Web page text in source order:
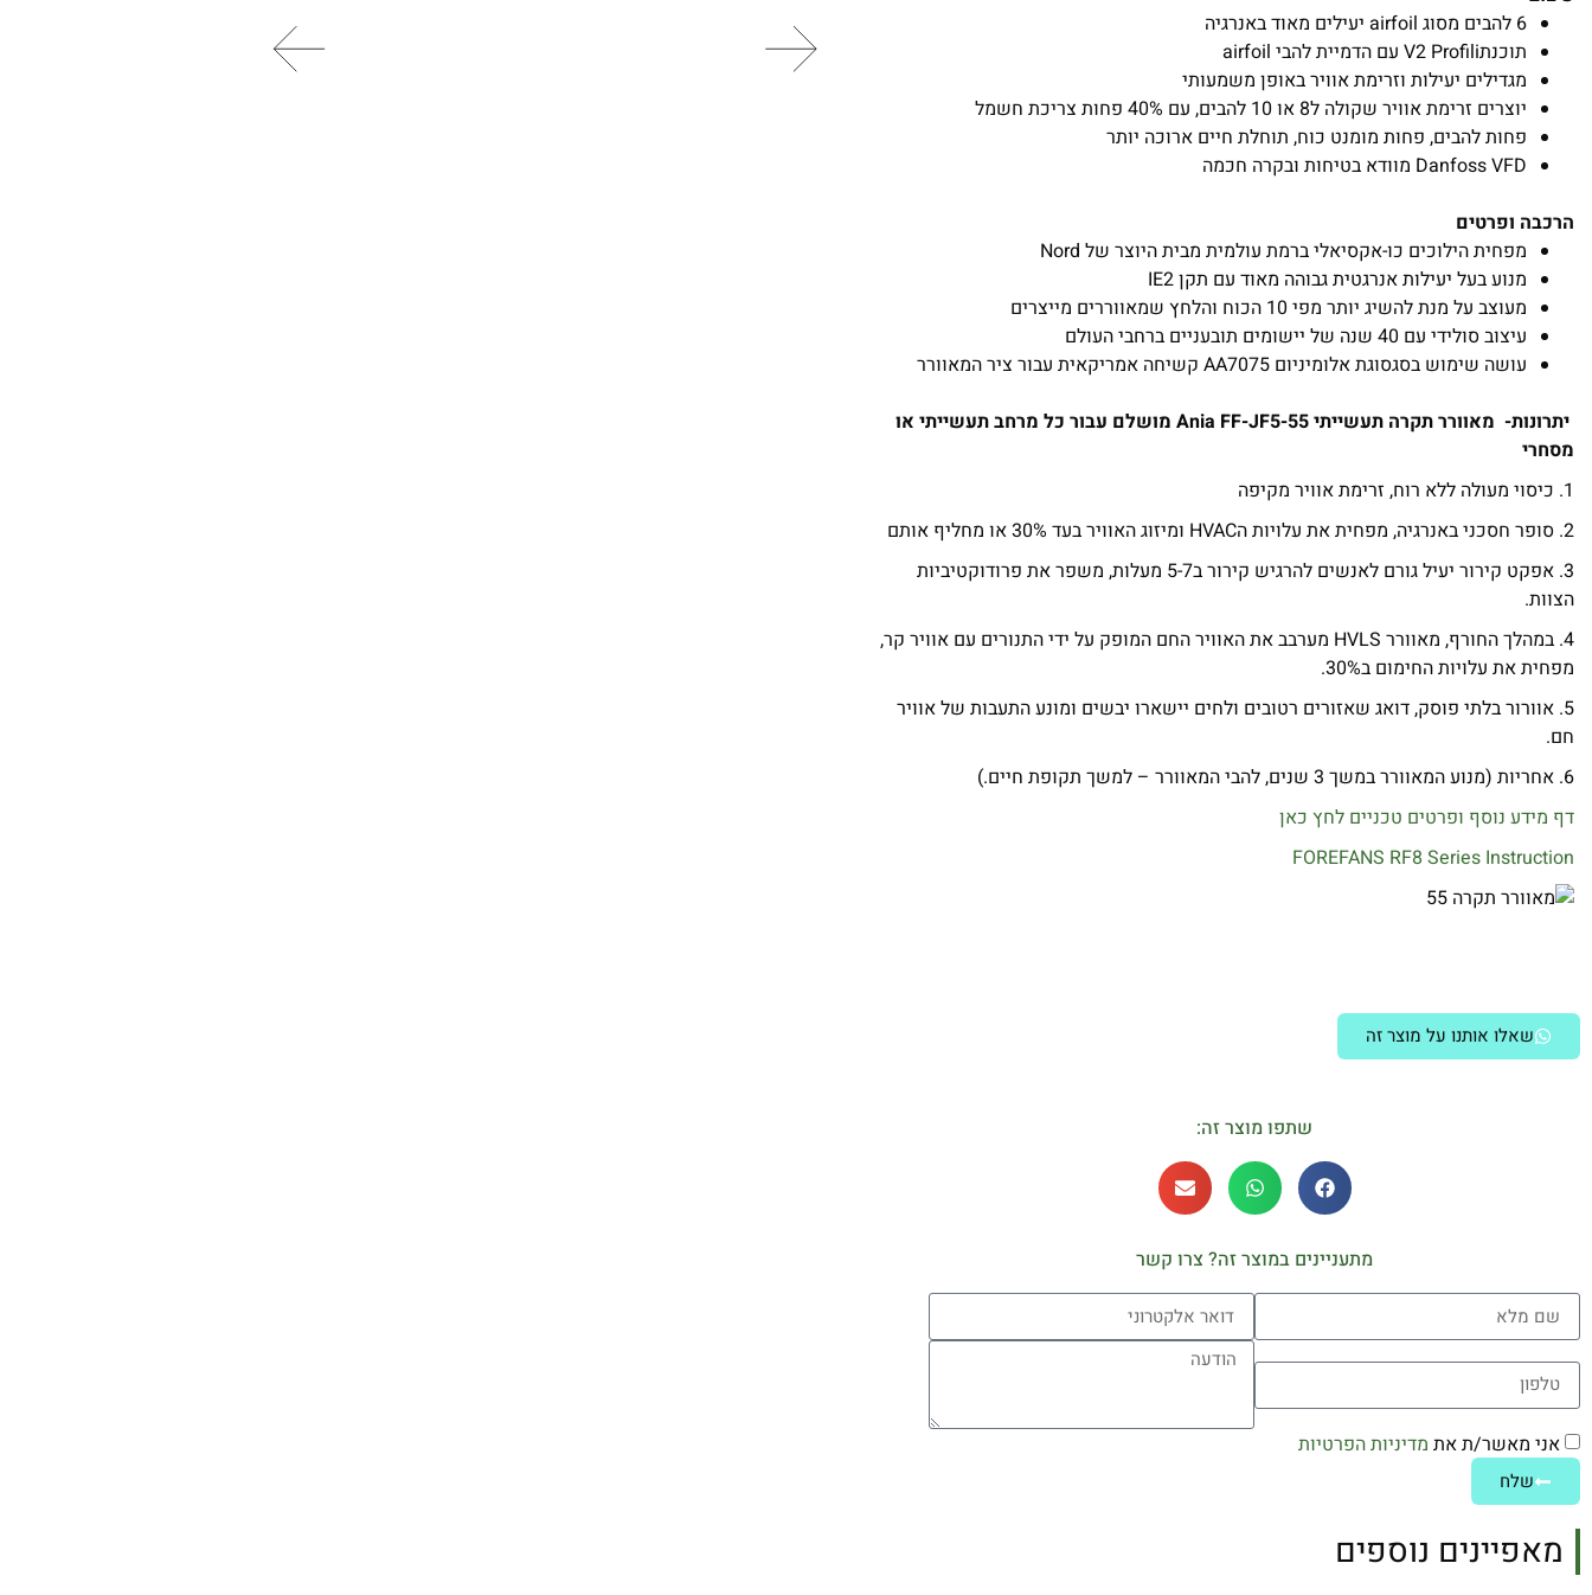
6 להבים מסוג airfoil יעילים מאוד באנרגיה
תוכנתV2 Profili עם הדמיית להבי airfoil
מגדילים יעילות וזרימת אוויר באופן משמעותי
יוצרים זרימת אוויר שקולה ל8 או 10 להבים, עם 40% פחות צריכת חשמל
פחות להבים, פחות מומנט כוח, תוחלת חיים ארוכה יותר
Danfoss VFD מוודא בטיחות ובקרה חכמה
הרכבה ופרטים
מפחית הילוכים כו-אקסיאלי ברמת עולמית מבית היוצר של Nord
מנוע בעל יעילות אנרגטית גבוהה מאוד עם תקן IE2
מעוצב על מנת להשיג יותר מפי 10 הכוח והלחץ שמאווררים מייצרים
עיצוב סולידי עם 40 שנה של יישומים תובעניים ברחבי העולם
עושה שימוש בסגסוגת אלומיניום AA7075 קשיחה אמריקאית עבור ציר המאוורר
יתרונות- מאוורר תקרה תעשייתי Ania FF-JF5-55 מושלם עבור כל מרחב תעשייתי או
מסחרי
1. כיסוי מעולה ללא רוח, זרימת אוויר מקיפה
2. סופר חסכני באנרגיה, מפחית את עלויות הHVAC ומיזוג האוויר בעד 30% או מחליף אותם
3. אפקט קירור יעיל גורם לאנשים להרגיש קירור ב5-7 מעלות, משפר את פרודוקטיביות
הצוות.
4. במהלך החורף, מאוורר HVLS מערבב את האוויר החם המופק על ידי התנורים עם אוויר קר,
מפחית את עלויות החימום ב30%.
5. אוורור בלתי פוסק, דואג שאזורים רטובים ולחים יישארו יבשים ומונע התעבות של אוויר
חם.
6. אחריות (מנוע המאוורר במשך 3 שנים, להבי המאוורר – למשך תקופת חיים.)
דף מידע נוסף ופרטים טכניים לחץ כאן
FOREFANS RF8 Series Instruction
שאלו אותנו על מוצר זה
שתפו מוצר זה:
מתעניינים במוצר זה? צרו קשר
אני מאשר/ת את מדיניות הפרטיות
שלח
מאפיינים נוספים